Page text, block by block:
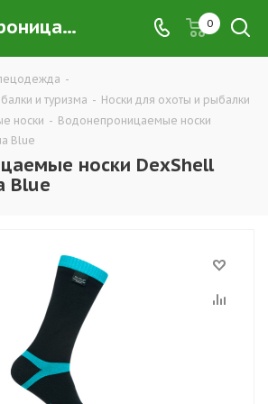
Водонепроницаемые носки DexShell Coolvent Aqua Blue в Екатеринбурге купить недорого оптом и в розницу — интернет-магазин хорошей экипировки и одежды для охоты, рыбалки и туризма от производителя, компания ТД УРАЛСИЗ 0
-
и туризма - Носки для охоты и рыбалки
носки - Водонепроницаемые носки
Blue
носки DexShell
Blue